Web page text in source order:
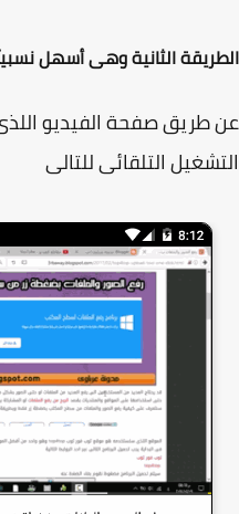
الثانية وهى أسهل نسبيآ
صفحة الفيديو اللذى
التلقائى للتالى